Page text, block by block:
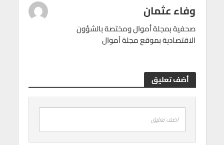
وفاء عثمان
صحفية بمجلة أموال ومختصة بالشؤون
الاقتصادية بموقع مجلة أموال
أضف تعليق
اضف تعليق